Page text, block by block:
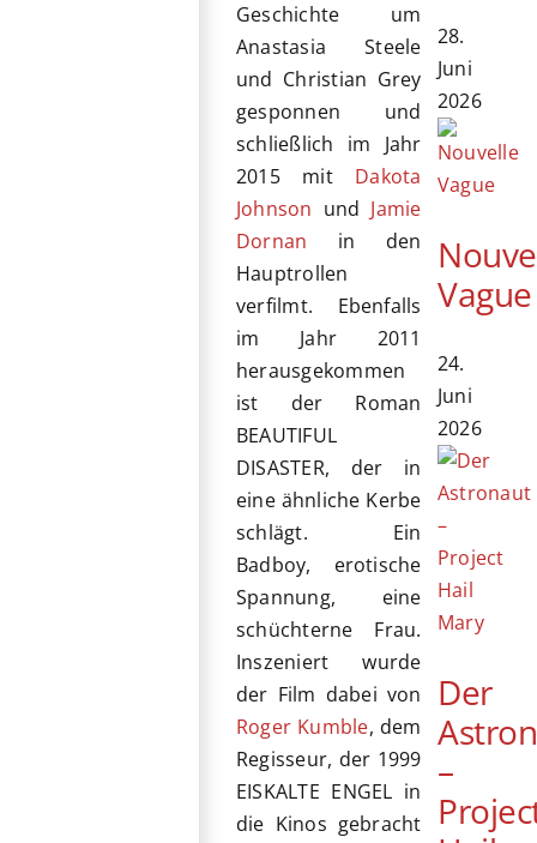
Geschichte um
Anastasia Steele
und Christian Grey
gesponnen und
schließlich im Jahr
2015 mit Dakota
Johnson und Jamie
Dornan in den
Hauptrollen
verfilmt. Ebenfalls
im Jahr 2011
herausgekommen
ist der Roman
BEAUTIFUL
DISASTER, der in
eine ähnliche Kerbe
schlägt. Ein
Badboy, erotische
Spannung, eine
schüchterne Frau.
Inszeniert wurde
der Film dabei von
Roger Kumble, dem
Regisseur, der 1999
EISKALTE ENGEL in
die Kinos gebracht
28.
Juni
2026
Vague
24.
Juni
2026
Der
–